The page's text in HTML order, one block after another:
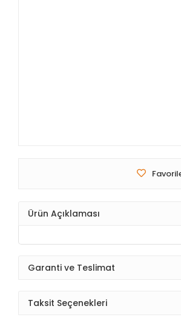
Ürün Açıklaması
Garanti ve Teslimat
Taksit Seçenekleri